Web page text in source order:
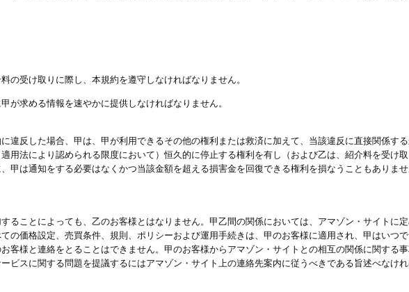
の受け取りに際し、本規約を遵守しなければなりません。
が求める情報を速やかに提供しなければなりません。
違反した場合、甲は、甲が利用できるその他の権利または救済に加えて、当該違反に直接関係す
用法により認められる限度において）恒久的に停止する権利を有し（および乙は、紹介料を受け
甲は通知をする必要はなくかつ当該金額を超える損害金を回復できる権利を損なうこともありませ
ることによっても、乙のお客様とはなりません。甲乙間の関係においては、アマゾン・サイトに
の価格設定、売買条件、規則、ポリシーおよび運用手続きは、甲のお客様に適用され、甲はいつ
客様と連絡をとることはできません。甲のお客様からアマゾン・サイトとの相互の関係に関する
ビスに関する問題を提議するにはアマゾン・サイト上の連絡先案内に従うべきである旨述べなけれ